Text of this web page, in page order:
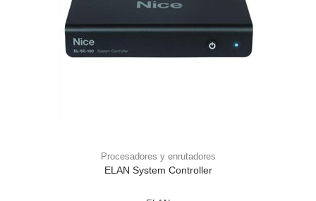
Procesadores y enrutadores
ELAN System Controller